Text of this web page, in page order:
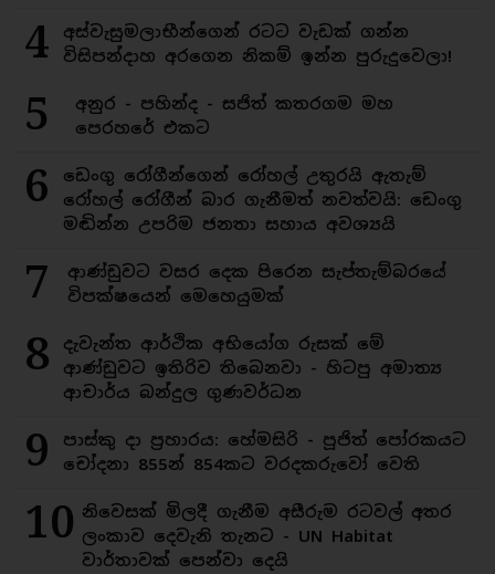
4
අස්වැසුමලාභීන්ගෙන් රටට වැඩක් ගන්න
විසිපන්දාහ අරගෙන නිකම් ඉන්න පුරුදුවෙලා!
5
අනුර - පහින්ද - සජිත් කතරගම මහ
පෙරහරේ එකට
6
ඩෙංගු රෝගීන්ගෙන් රෝහල් උතුරයි ඇතැම්
රෝහල් රෝගීන් බාර ගැනීමත් නවත්වයි: ඩෙංගු
මඬින්න උපරිම ජනතා සහාය අවශ්‍යයි
7
ආණ්ඩුවට වසර දෙක පිරෙන සැප්තැම්බරයේ
විපක්ෂයෙන් මෙහෙයුමක්
8
දැවැන්ත ආර්ථික අභියෝග රුසක් මේ
ආණ්ඩුවට ඉතිරිව තිබෙනවා - හිටපු අමාත්‍ය
ආචාර්ය බන්දුල ගුණවර්ධන
9
පාස්කු දා ප්‍රහාරය: හේමසිරි - පූජිත් පෝරකයට
චෝදනා 855න් 854කට වරදකරුවෝ වෙති
10 නිවෙසක් මිලදී ගැනීම අසීරුම රටවල් අතර
ලංකාව දෙවැනි තැනට - UN Habitat
වාර්තාවක් පෙන්වා දෙයි